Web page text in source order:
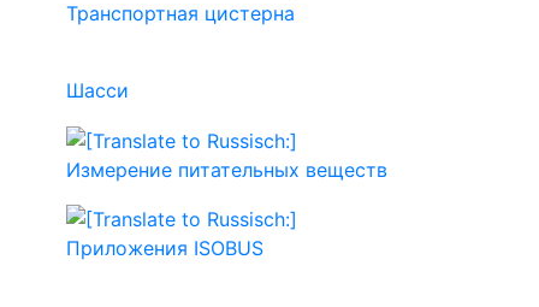
Транспортная цистерна
Шасси
Измерение питательных веществ
Приложения ISOBUS